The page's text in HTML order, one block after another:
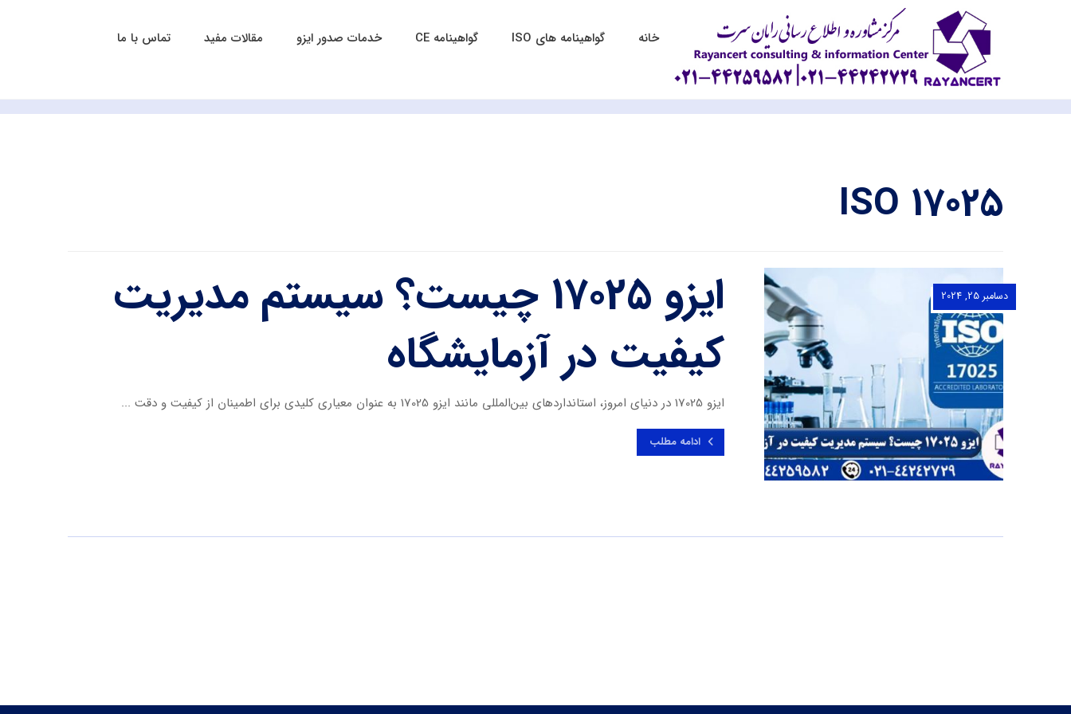
خانه گواهینامه های ISO گواهینامه CE خدمات صدور ایزو مقالات مفید تماس با ما
ISO 17025
ایزو 17025 چیست؟ سیستم مدیریت
کیفیت در آزمایشگاه
دسامبر 25, 2024
ایزو 17025 در دنیای امروز، استانداردهای بین‌المللی مانند ایزو 17025 به عنوان معیاری کلیدی برای اطمینان از کیفیت و دقت ...
ادامه مطلب